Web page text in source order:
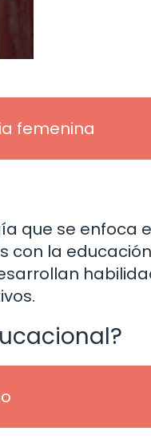
femenina
que se enfoca
la